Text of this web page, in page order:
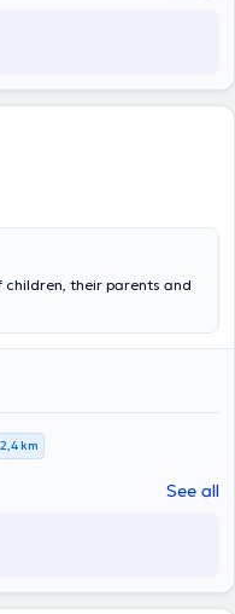
children, their parents and
2,4 km
See all